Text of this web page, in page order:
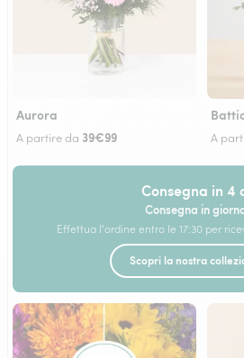
Aurora
A partire da 39€99 A
Consegna in 4
Consegna in
Effettua l'ordine entro le 17:30 per
Scopri la nostra